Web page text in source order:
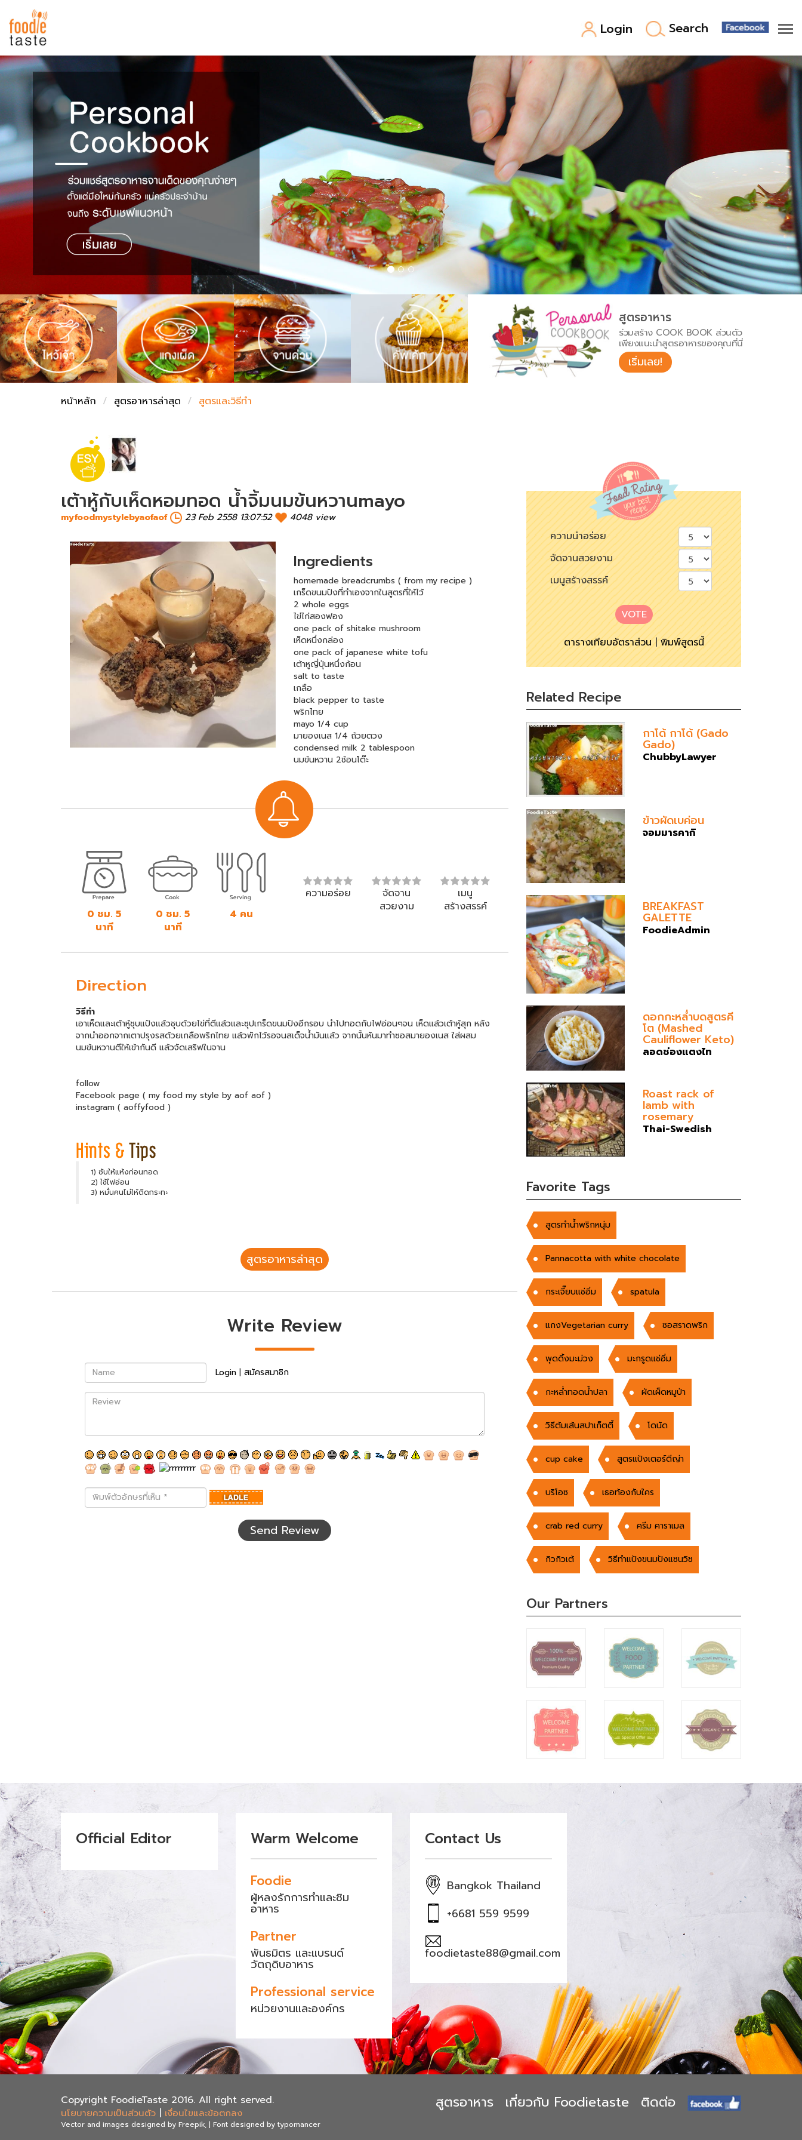
Login Search
สูตรอาหาร
สูตรอาหารล่าสุด
Top Foodie
พาไปชิม
สารพันก้นครัว
เคล็ดลับน่ารู้
เปรียบเทียบหน่วยการตวง
เปรียบเทียบอุณหภูมิ
เปรียบเทียบน้ำหนักวัตถุดิบ
ชั่งตวงเนย
FoodPedia
สร้าง Cookbook
สูตรอาหาร
ร่วมสร้าง COOK BOOK ส่วนตัว
เพียงแนะนำสูตรอาหารของคุณที่นี่
เริ่มเลย!
หน้าหลัก สูตรอาหารล่าสุด สูตรและวิธีทำ
เต้าหู้กับเห็ดหอมทอด น้ำจิ้มนมข้นหวานmayo
myfoodmystylebyaofaof 23 Feb 2558 13:07:52 4048 view
Ingredients
homemade breadcrumbs ( from my recipe )
เกร็ดขนมปังที่ทำเองจากในสูตรที่ให้ไว้
2 whole eggs
ไข่ไก่สองฟอง
one pack of shitake mushroom
เห็ดหนึ่งกล่อง
one pack of japanese white tofu
เต้าหูญี่ปุ่นหนึ่งก้อน
salt to taste
เกลือ
black pepper to taste
พริกไทย
mayo 1/4 cup
มายองเนส 1/4 ถ้วยตวง
condensed milk 2 tablespoon
นมข้นหวาน 2ช้อนโต๊ะ
0 ชม. 5
นาที
0 ชม. 5
นาที
4 คน
ความอร่อย
จัดจาน
สวยงาม
เมนู
สร้างสรรค์
Direction
วิธีทำ
เอาเห็ดและเต้าหู้ชุบแป้งแล้วชุบด้วยไข่ที่ตีแล้วและซุปเกร็ดขนมปังอีกรอบ นำไปทอดกับไฟอ่อนๆจน เห็ดแล้วเต้าหู้สุก หลัง
จากนำออกจากเตาปรุงรสด้วยเกลือพริกไทย แล้วพักไว้รอจนสเด็จน้ำมันแล้ว จากนั้นหันมาทำซอสมายองเนส ใส่ผสม
นมข้นหวานตีให้เข้ากันดี แล้วจัดเสริฟในจาน
follow
Facebook page ( my food my style by aof aof )
instagram ( aoffyfood )
1) ซับให้แห้งก่อนทอด
2) ใช้ไฟอ่อน
3) หมั่นคนไม่ให้ติดกระทะ
สูตรอาหารล่าสุด
Write Review
Name Login | สมัครสมาชิก
Review
พิมพ์
ตัว
Send Review
ความน่าอร่อย
จัดจานสวยงาม
เมนูสร้างสรรค์
VOTE
ตารางเทียบอัตราส่วน|พิมพ์สูตรนี้
Related Recipe
กาโด้ กาโด้ (Gado
Gado)
ChubbyLawyer
ข้าวผัดเบค่อน
จอมมารคากิ
BREAKFAST
GALETTE
FoodieAdmin
ดอกกะหล่ำบดสูตรคี
โต (Mashed
Cauliflower Keto)
ลอดช่องแตงไท
Roast rack of
lamb with
rosemary
Thai-Swedish
Favorite Tags
สูตรทำน้ำพริกหนุ่ม
Pannacotta with white chocolate
กระเจี๊ยบแช่อิ่ม spatula
แกงVegetarian curry ซอสราดพริก
พุดดิ้งมะม่วง มะกรูดแช่อิ่ม
กะหล่ำทอดน้ำปลา ผัดเผ็ดหมูป่า
วิธีต้มเส้นสปาเก็ตตี้ โดนัด
cup cake สูตรแป้งเตอร์ตีญ่า
บริโอซ เธอท้องกับใคร
crab red curry ครีม คาราเมล
กิวกิวเต้ วิธีทำแป้งขนมปังแซนวิช
Our Partners
Official Editor Warm Welcome
Foodie
ผู้หลงรักการทำและชิม
อาหาร
Partner
พันธมิตร และแบรนด์
วัตถุดิบอาหาร
Professional service
หน่วยงานและองค์กร
Contact Us
Bangkok Thailand
+6681 559 9599
foodietaste88@gmail.com
Copyright FoodieTaste 2016. All right served.
นโยบายความเป็นส่วนตัว เงื่อนไขและข้อตกลง
Vector and images designed by Freepik, | Font designed by typomancer
สูตรอาหาร เกี่ยวกับ Foodietaste ติดต่อ